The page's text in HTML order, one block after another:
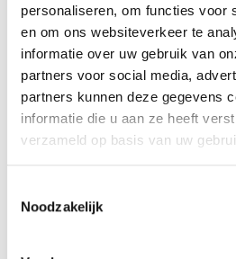
personaliseren, om functies voor
en om ons websiteverkeer te
informatie over uw gebruik van
partners voor social media,
partners kunnen deze gegevens
informatie die u aan ze heeft
verzameld op basis van uw
Noodzakelijk